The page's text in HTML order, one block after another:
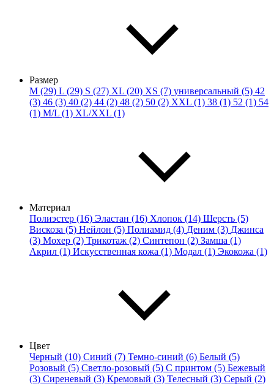
Размер
M (29) L (29) S (27) XL (20) XS (7) универсальный (5) 42
(3) 46 (3) 40 (2) 44 (2) 48 (2) 50 (2) XXL (1) 38 (1) 52 (1) 54
(1) M/L (1) XL/XXL (1)
Материал
Полиэстер (16) Эластан (16) Хлопок (14) Шерсть (5)
Вискоза (5) Нейлон (5) Полиамид (4) Деним (3) Джинса
(3) Мохер (2) Трикотаж (2) Синтепон (2) Замша (1)
Акрил (1) Искусственная кожа (1) Модал (1) Экокожа (1)
Цвет
Черный (10) Синий (7) Темно-синий (6) Белый (5)
Розовый (5) Светло-розовый (5) С принтом (5) Бежевый
(3) Сиреневый (3) Кремовый (3) Телесный (3) Серый (2)